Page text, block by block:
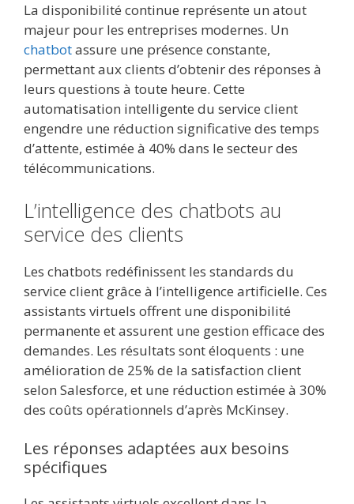
La disponibilité continue représente un atout
majeur pour les entreprises modernes. Un
chatbotassure une présence constante,
permettant aux clients d’obtenir des réponses à
leurs questions à toute heure. Cette
automatisation intelligente du service client
engendre une réduction significative des temps
d’attente, estimée à 40% dans le secteur des
télécommunications.
L’intelligence des chatbots au
service des clients
Les chatbots redéfinissent les standards du
service client grâce à l’intelligence artificielle. Ces
assistants virtuels offrent une disponibilité
permanente et assurent une gestion efficace des
demandes. Les résultats sont éloquents : une
amélioration de 25% de la satisfaction client
selon Salesforce, et une réduction estimée à 30%
des coûts opérationnels d’après McKinsey.
Les réponses adaptées aux besoins
spécifiques